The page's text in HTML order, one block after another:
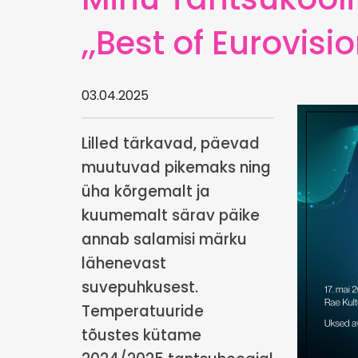
,,Best of
03.04.2025
Lilled tärkavad, päevad
muutuvad pikemaks ning
üha kõrgemalt ja
kuumemalt särav päike
annab salamisi märku
lähenevast
suvepuhkusest.
Temperatuuride
tõustes kütame